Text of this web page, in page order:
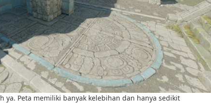
ya. Peta memiliki banyak kelebihan dan hanya sedikit